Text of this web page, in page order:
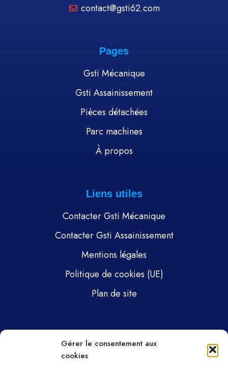
Gérer le consentement aux
cookies
contact@gsti62.com
Pages
Gsti Mécanique
Gsti Assainissement
Pièces détachées
Parc machines
À propos
Liens utiles
Contacter Gsti Mécanique
Contacter Gsti Assainissement
Mentions légales
Politique de cookies (UE)
Plan de site
Gsti Mécanique